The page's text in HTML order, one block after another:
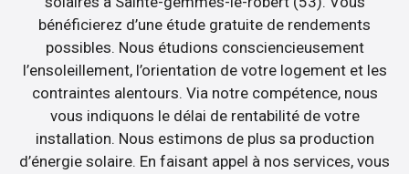
bénéficierez d’une étude gratuite de rendements
possibles. Nous étudions consciencieusement
l’ensoleillement, l’orientation de votre logement et les
contraintes alentours. Via notre compétence, nous
vous indiquons le délai de rentabilité de votre
installation. Nous estimons de plus sa production
d’énergie solaire. En faisant appel à nos services, vous